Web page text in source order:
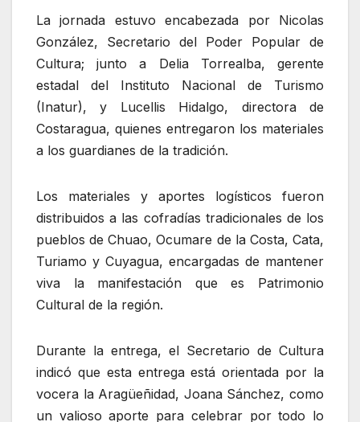
La jornada estuvo encabezada por Nicolas
González, Secretario del Poder Popular de
Cultura; junto a Delia Torrealba, gerente
estadal del Instituto Nacional de Turismo
(Inatur), y Lucellis Hidalgo, directora de
Costaragua, quienes entregaron los materiales
a los guardianes de la tradición.
Los materiales y aportes logísticos fueron
distribuidos a las cofradías tradicionales de los
pueblos de Chuao, Ocumare de la Costa, Cata,
Turiamo y Cuyagua, encargadas de mantener
viva la manifestación que es Patrimonio
Cultural de la región.
Durante la entrega, el Secretario de Cultura
indicó que esta entrega está orientada por la
vocera la Aragüeñidad, Joana Sánchez, como
un valioso aporte para celebrar por todo lo